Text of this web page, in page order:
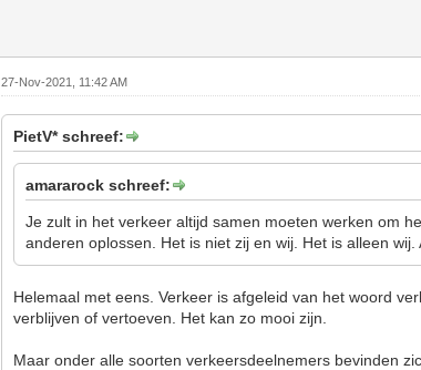
27-Nov-2021, 11:42 AM
PietV* schreef:
amararock schreef:
Je zult in het verkeer altijd samen moeten werken om
anderen oplossen. Het is niet zij en wij. Het is alleen wij.
Helemaal met eens. Verkeer is afgeleid van het woord
verblijven of vertoeven. Het kan zo mooi zijn.
Maar onder alle soorten verkeersdeelnemers bevinden